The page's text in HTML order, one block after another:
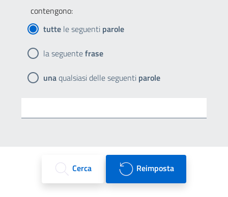
contengono:
tutte le seguenti parole
la seguentefrase
unaqualsiasi delle seguenti parole
Cerca Reimposta